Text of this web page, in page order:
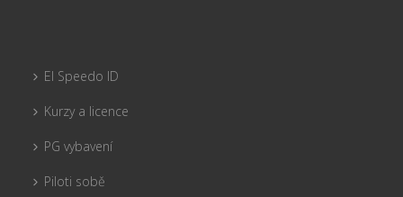
El Speedo ID
Kurzy a licence
PG vybavení
Piloti sobě